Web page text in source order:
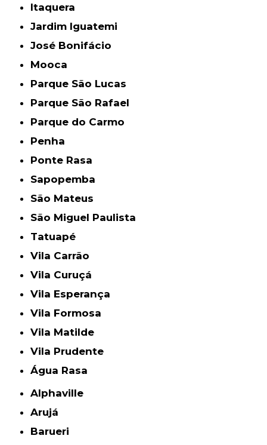
Itaquera
Jardim Iguatemi
José Bonifácio
Mooca
Parque São Lucas
Parque São Rafael
Parque do Carmo
Penha
Ponte Rasa
Sapopemba
São Mateus
São Miguel Paulista
Tatuapé
Vila Carrão
Vila Curuçá
Vila Esperança
Vila Formosa
Vila Matilde
Vila Prudente
Água Rasa
Alphaville
Arujá
Barueri